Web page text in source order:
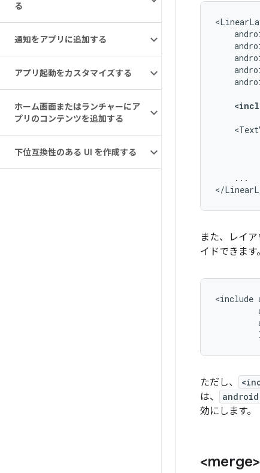
る
通知をアプリに追加する
アプリ起動をカスタマイズする
ホーム画面またはランチャーにア
プリのコンテンツを追加する
下位互換性のある UI を作成する
...
</
また、レイ
イドできます
<include
ただし、
は、
効にします。